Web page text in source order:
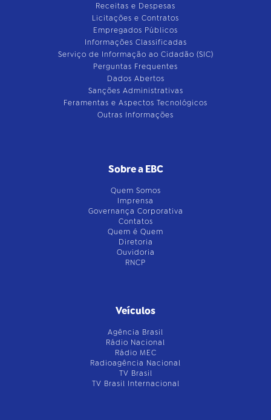
Receitas e Despesas
Licitações e Contratos
Empregados Públicos
Informações Classificadas
Serviço de Informação ao Cidadão (SIC)
Perguntas Frequentes
Dados Abertos
Sanções Administrativas
Feramentas e Aspectos Tecnológicos
Outras Informações
Sobre a EBC
Quem Somos
Imprensa
Governança Corporativa
Contatos
Quem é Quem
Diretoria
Ouvidoria
RNCP
Veículos
Agência Brasil
Rádio Nacional
Rádio MEC
Radioagência Nacional
TV Brasil
TV Brasil Internacional